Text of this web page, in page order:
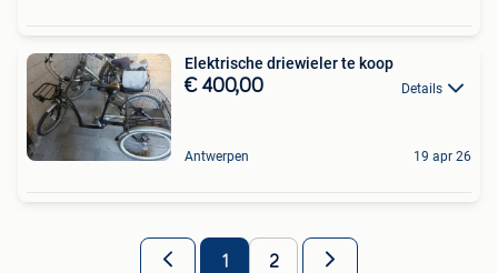
Elektrische driewieler te koop
€ 400,00 Details
Antwerpen 19 apr 26
1 2